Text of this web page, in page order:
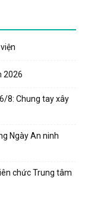
2026
8: Chung tay xây
Ngày An ninh
chức Trung tâm